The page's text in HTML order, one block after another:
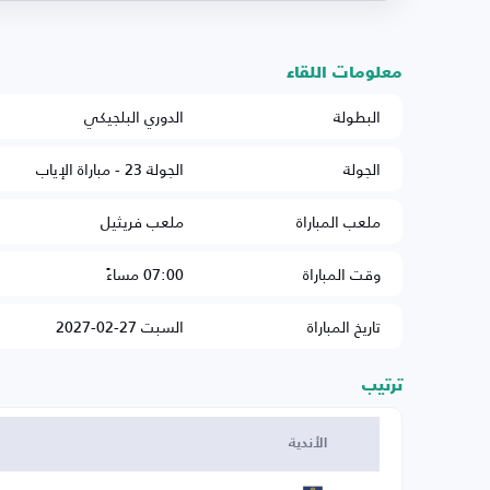
معلومات اللقاء
البطولة
الدوري البلجيكي
الجولة
الجولة 23 - مباراة الإياب
ملعب المباراة
ملعب فريثيل
وقت المباراة
07:00 مساءً
تاريخ المباراة
السبت 27-02-2027
ترتيب
الأندية